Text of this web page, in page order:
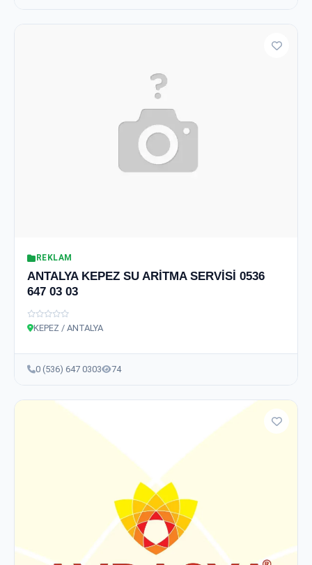
REKLAM
ANTALYA KEPEZ SU ARİTMA SERVİSİ 0536
647 03 03
KEPEZ / ANTALYA
0 (536) 647 0303 74